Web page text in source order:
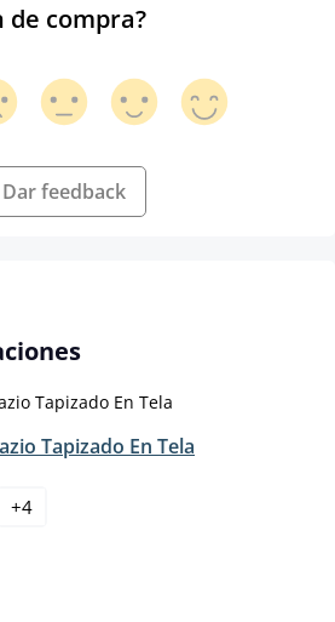
de compra?
Dar feedback
Tapizado En Tela
+4